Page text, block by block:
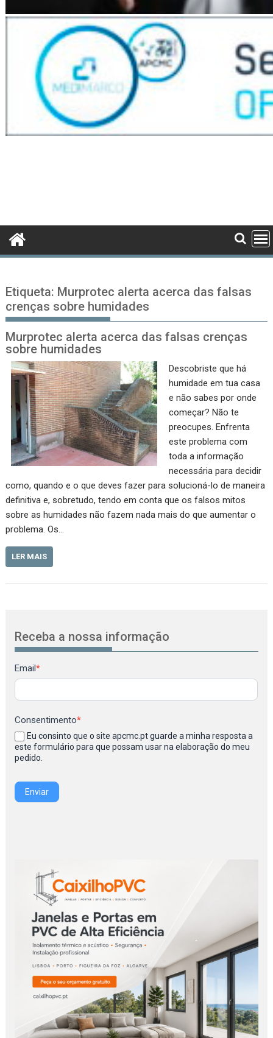
Etiqueta: Murprotec alerta acerca das falsas
crenças sobre humidades
Murprotec alerta acerca das falsas crenças
sobre humidades
Descobriste que há
humidade em tua casa
e não sabes por onde
começar? Não te
preocupes. Enfrenta
este problema com
toda a informação
necessária para decidir
como, quando e o que deves fazer para solucioná-lo de maneira
definitiva e, sobretudo, tendo em conta que os falsos mitos
sobre as humidades não fazem nada mais do que aumentar o
problema. Os…
LER MAIS
Receba a nossa informação
Newsletter
Email*
Consentimento*
Eu consinto que o site apcmc.pt guarde a minha resposta a
este formulário para que possam usar na elaboração do meu
pedido.
Enviar